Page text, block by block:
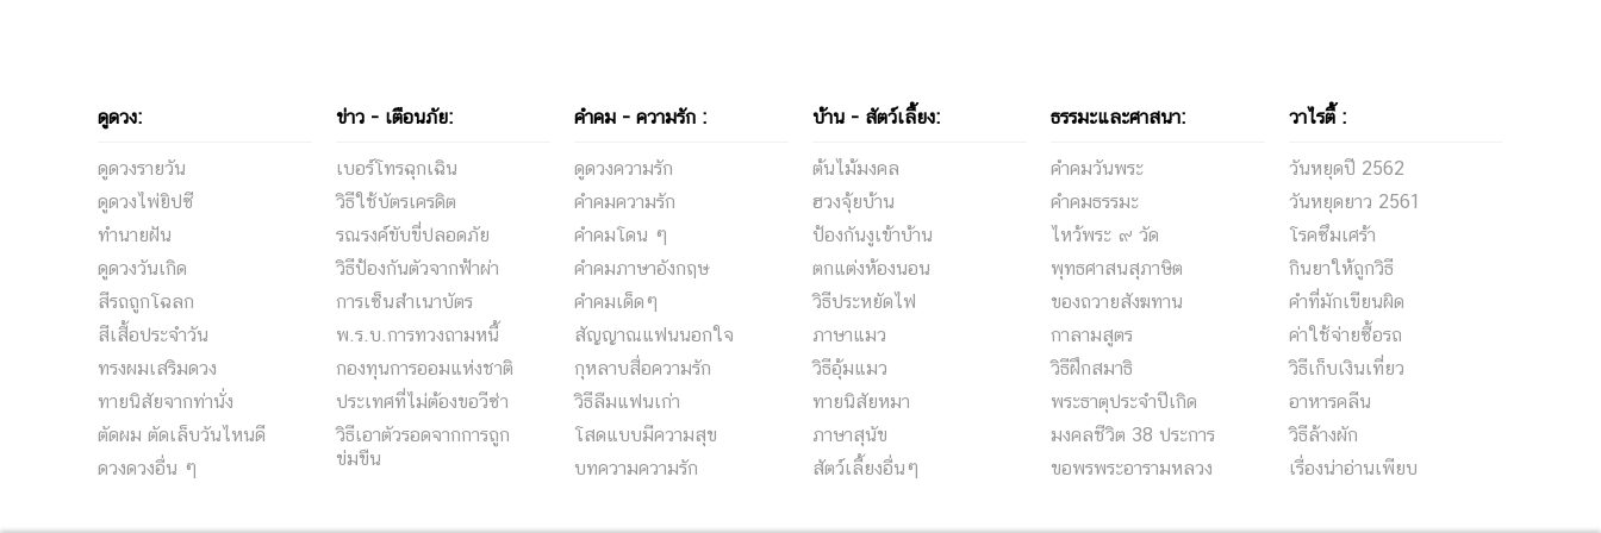
ดูดวง:
ดูดวงรายวัน
ดูดวงไพ่ยิปซี
ทำนายฝัน
ดูดวงวันเกิด
สีรถถูกโฉลก
สีเสื้อประจำวัน
ทรงผมเสริมดวง
ทายนิสัยจากท่านั่ง
ตัดผม ตัดเล็บวันไหนดี
ดวงดวงอื่น ๆ
ข่าว - เตือนภัย:
เบอร์โทรฉุกเฉิน
วิธีใช้บัตรเครดิต
รณรงค์ขับขี่ปลอดภัย
วิธีป้องกันตัวจากฟ้าผ่า
การเซ็นสําเนาบัตร
พ.ร.บ.การทวงถามหนี้
กองทุนการออมแห่งชาติ
ประเทศที่ไม่ต้องขอวีซ่า
วิธีเอาตัวรอดจากการถูก
ข่มขืน
คำคม - ความรัก :
ดูดวงความรัก
คําคมความรัก
คําคมโดน ๆ
คําคมภาษาอังกฤษ
คําคมเด็ดๆ
สัญญาณแฟนนอกใจ
กุหลาบสื่อความรัก
วิธีลืมแฟนเก่า
โสดแบบมีความสุข
บทความความรัก
บ้าน - สัตว์เลี้ยง:
ต้นไม้มงคล
ฮวงจุ้ยบ้าน
ป้องกันงูเข้าบ้าน
ตกแต่งห้องนอน
วิธีประหยัดไฟ
ภาษาแมว
วิธีอุ้มแมว
ทายนิสัยหมา
ภาษาสุนัข
สัตว์เลี้ยงอื่นๆ
ธรรมะและศาสนา:
คำคมวันพระ
คำคมธรรมะ
ไหว้พระ ๙ วัด
พุทธศาสนสุภาษิต
ของถวายสังฆทาน
กาลามสูตร
วิธีฝึกสมาธิ
พระธาตุประจำปีเกิด
มงคลชีวิต 38 ประการ
ขอพรพระอารามหลวง
วาไรตี้ :
วันหยุดปี 2562
วันหยุดยาว 2561
โรคซึมเศร้า
กินยาให้ถูกวิธี
คำที่มักเขียนผิด
ค่าใช้จ่ายซื้อรถ
วิธีเก็บเงินเที่ยว
อาหารคลีน
วิธีล้างผัก
เรื่องน่าอ่านเพียบ